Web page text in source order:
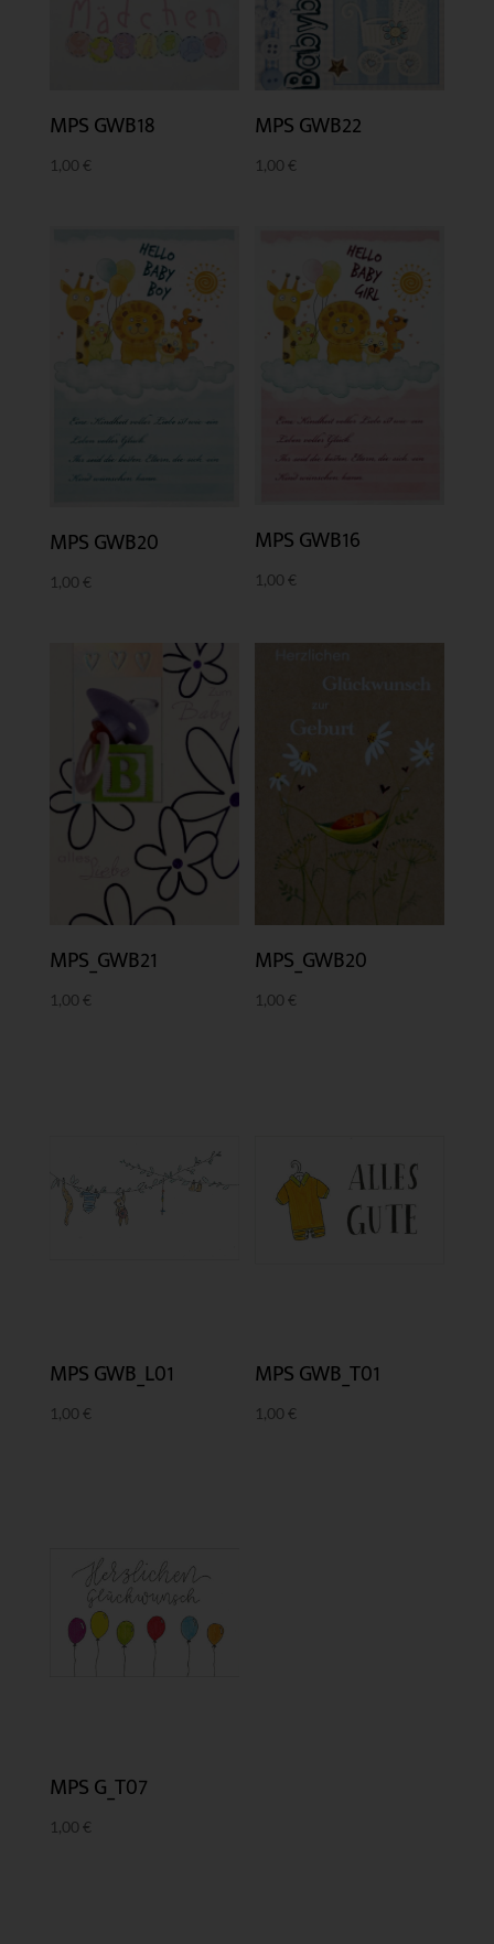
MPS GWB18
1,00 €
MPS GWB22
1,00 €
MPS GWB20
1,00 €
MPS GWB16
1,00 €
MPS_GWB21
1,00 €
MPS_GWB20
1,00 €
MPS GWB_L01
1,00 €
MPS GWB_T01
1,00 €
MPS G_T07
1,00 €